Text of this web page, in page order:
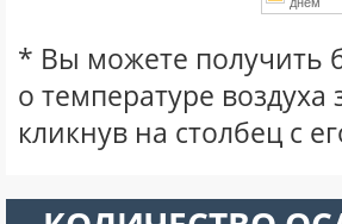
* Вы можете получить
о температуре
кликнув на столбец с